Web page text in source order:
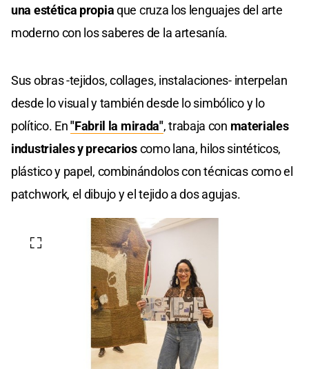
una estética propiaque cruza los lenguajes del arte
moderno con los saberes de la artesanía.
Sus obras -tejidos, collages, instalaciones- interpelan
desde lo visual y también desde lo simbólico y lo
político. En"Fabril la mirada", trabaja con materiales
industriales y precarioscomo lana, hilos sintéticos,
plástico y papel, combinándolos con técnicas como el
patchwork, el dibujo y el tejido a dos agujas.